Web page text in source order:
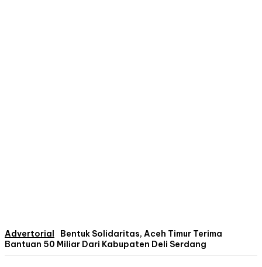
Advertorial
Bentuk Solidaritas, Aceh Timur Terima
Bantuan 50 Miliar Dari Kabupaten Deli Serdang